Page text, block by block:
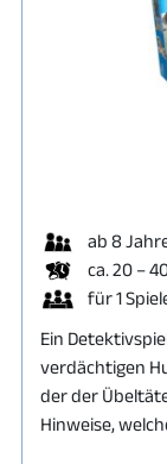
ab 8
ca. 20 –
für 1
Ein
verdächtigen
der der
Hinweise,